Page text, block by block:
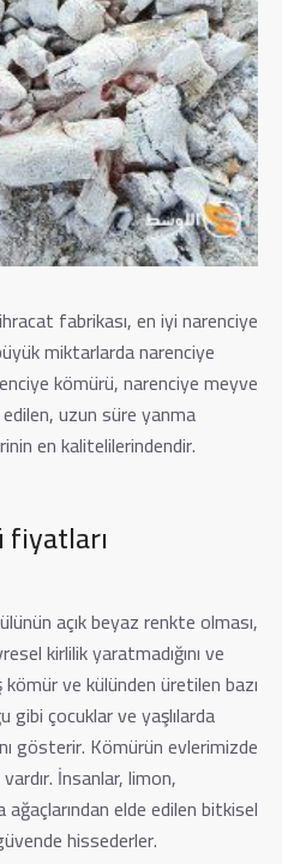
fabrikası, en iyi narenciye
miktarlarda narenciye
kömürü, narenciye meyve
edilen, uzun süre yanma
en kalitelilerindendir.
fiyatları
açık beyaz renkte olması,
kirlilik yaratmadığını ve
ve külünden üretilen bazı
gibi çocuklar ve yaşlılarda
Kömürün evlerimizde
vardır. İnsanlar, limon,
elde edilen bitkisel
güvende hissederler.